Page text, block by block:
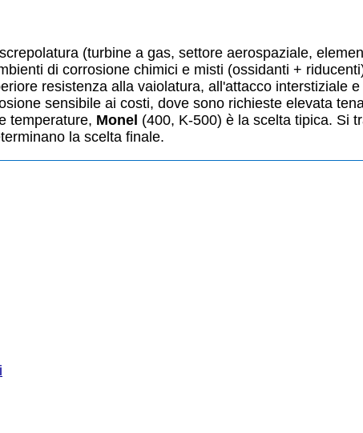
(turbine a gas, settore aerospaziale,
di corrosione chimici e misti (ossidanti +
resistenza alla vaiolatura, all'attacco interstiziale
sensibile ai costi, dove sono richieste elevata
temperature, Monel (400, K-500) è la scelta tipica. Si
la scelta finale.